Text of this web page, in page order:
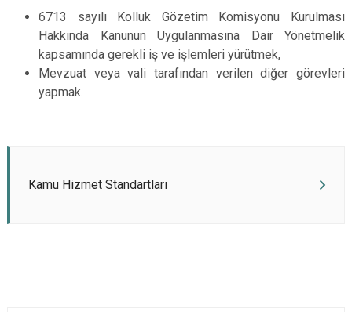
6713 sayılı Kolluk Gözetim Komisyonu Kurulması
Hakkında Kanunun Uygulanmasına Dair Yönetmelik
kapsamında gerekli iş ve işlemleri yürütmek,
Mevzuat veya vali tarafından verilen diğer görevleri
yapmak.
Kamu Hizmet Standartları